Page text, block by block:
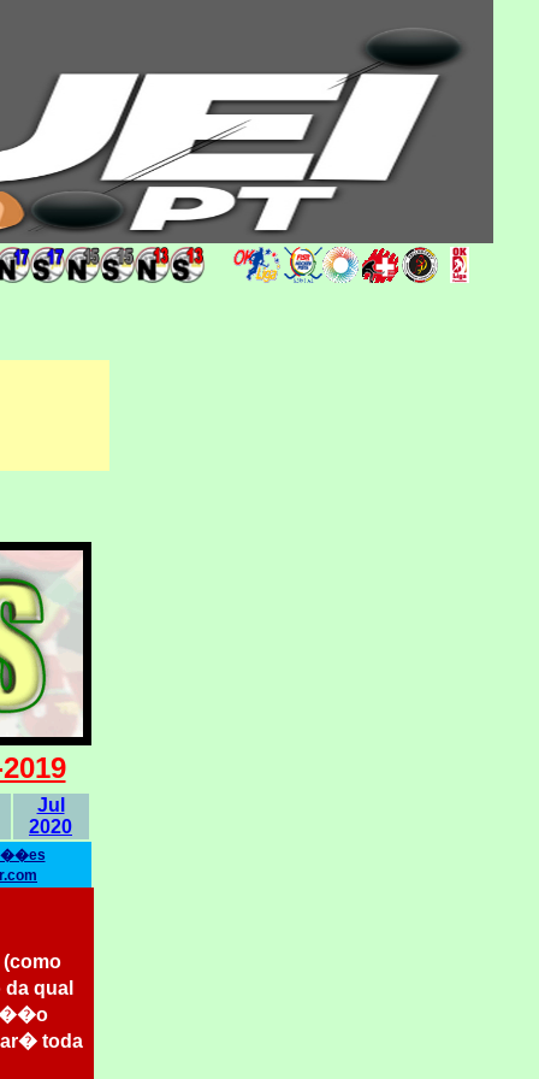
Jul
2020
qual
toda